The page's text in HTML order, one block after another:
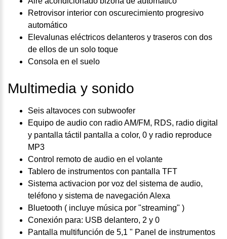
Retrovisor interior con oscurecimiento progresivo
automático
Elevalunas eléctricos delanteros y traseros con dos
de ellos de un solo toque
Consola en el suelo
Multimedia y sonido
Seis altavoces con subwoofer
Equipo de audio con radio AM/FM, RDS, radio digital
y pantalla táctil pantalla a color, 0 y radio reproduce
MP3
Control remoto de audio en el volante
Tablero de instrumentos con pantalla TFT
Sistema activacion por voz del sistema de audio,
teléfono y sistema de navegación Alexa
Bluetooth ( incluye música por "streaming" )
Conexión para: USB delantero, 2 y 0
Pantalla multifunción de 5,1 " Panel de instrumentos